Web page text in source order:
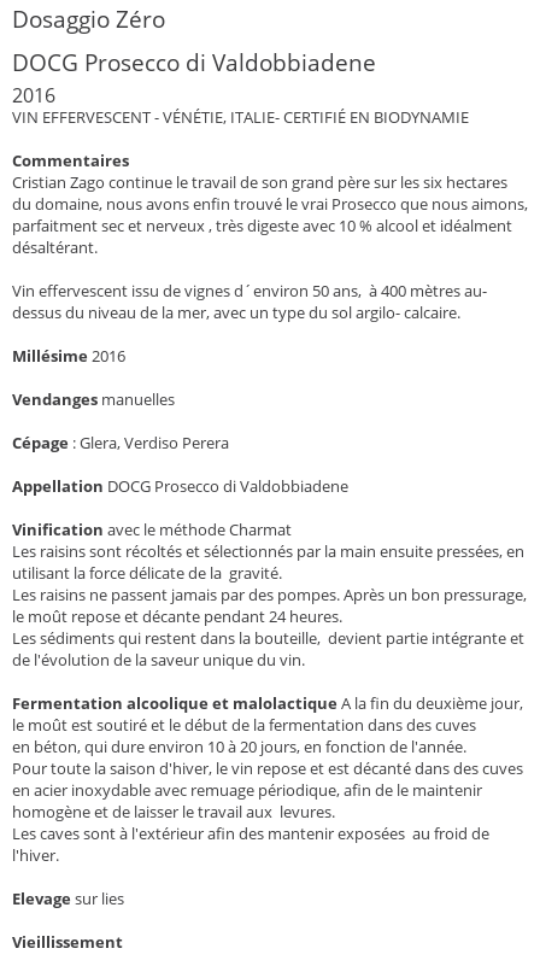
Dosaggio Zéro
DOCG Prosecco di Valdobbiadene
2016
VIN EFFERVESCENT - VÉNÉTIE, ITALIE- CERTIFIÉ EN BIODYNAMIE
Commentaires
Cristian Zago continue le travail de son grand père sur les six hectares
du domaine, nous avons enfin trouvé le vrai Prosecco que nous aimons,
parfaitment sec et nerveux , très digeste avec 10 % alcool et idéalment
désaltérant.
Vin effervescent issu de vignes d´environ 50 ans, à 400 mètres au-
dessus du niveau de la mer, avec un type du sol argilo- calcaire.
Millésime 2016
Vendanges manuelles
Cépage :Glera, Verdiso Perera
Appellation DOCG Prosecco di Valdobbiadene
Vinification avec le méthode Charmat
Les raisins sont récoltés et sélectionnés par la main ensuite pressées, en
utilisant la force délicate de la gravité.
Les raisins ne passent jamais par des pompes. Après un bon pressurage,
le moût repose et décante pendant 24 heures.
Les sédiments qui restent dans la bouteille, devient partie intégrante et
de l'évolution de la saveur unique du vin.
Fermentation alcoolique et malolactique A la fin du deuxième jour,
le moût est soutiré et le début de la fermentation dans des cuves
en béton, qui dure environ 10 à 20 jours, en fonction de l'année.
Pour toute la saison d'hiver, le vin repose et est décanté dans des cuves
en acier inoxydable avec remuage périodique, afin de le maintenir
homogène et de laisser le travail aux levures.
Les caves sont à l'extérieur afin des mantenir exposées au froid de
l'hiver.
Elevage sur lies
Vieillissement